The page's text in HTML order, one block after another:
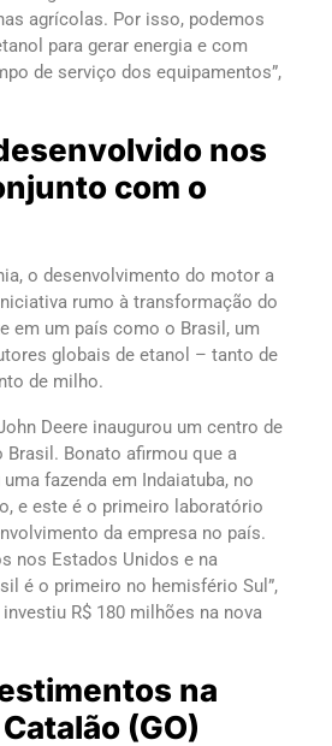
agrícolas. Por isso, podemos
para gerar energia e com
de serviço dos equipamentos”,
nos
com o
o desenvolvimento do motor a
rumo à transformação do
em um país como o Brasil, um
globais de etanol – tanto de
de milho.
Deere inaugurou um centro de
Brasil. Bonato afirmou que a
fazenda em Indaiatuba, no
e este é o primeiro laboratório
da empresa no país.
nos Estados Unidos e na
é o primeiro no hemisfério Sul”,
R$ 180 milhões na nova
na
(GO)